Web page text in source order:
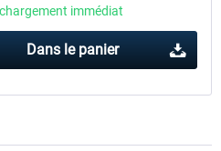
immédiat
Dans le panier